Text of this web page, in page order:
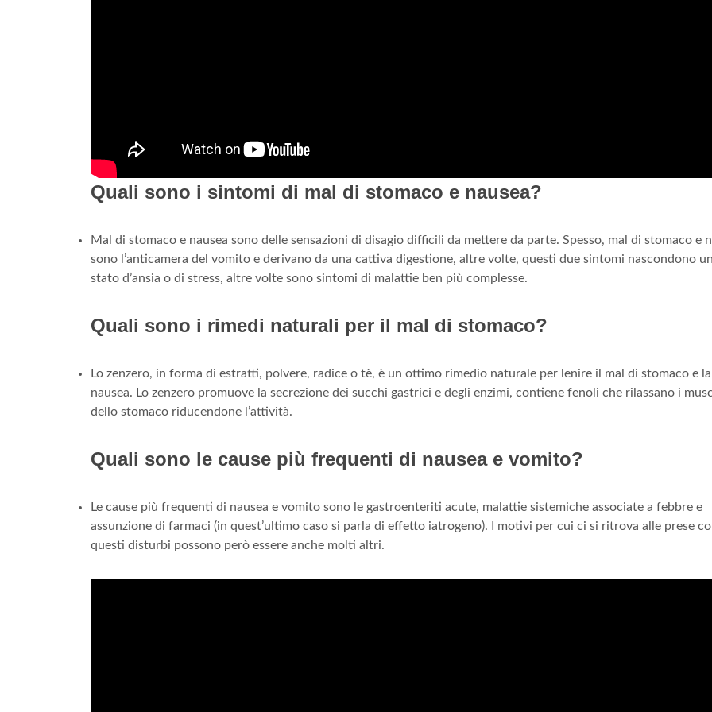
Quali sono i sintomi di mal di stomaco e nausea?
Mal di stomaco e nausea sono delle sensazioni di disagio difficili da mettere da parte. Spesso, mal di stomaco e
sono l’anticamera del vomito e derivano da una cattiva digestione, altre volte, questi due sintomi nascondono
stato d’ansia o di stress, altre volte sono sintomi di malattie ben più complesse.
Quali sono i rimedi naturali per il mal di stomaco?
Lo zenzero, in forma di estratti, polvere, radice o tè, è un ottimo rimedio naturale per lenire il mal di stomaco e la
nausea. Lo zenzero promuove la secrezione dei succhi gastrici e degli enzimi, contiene fenoli che rilassano i
dello stomaco riducendone l’attività.
Quali sono le cause più frequenti di nausea e vomito?
Le cause più frequenti di nausea e vomito sono le gastroenteriti acute, malattie sistemiche associate a febbre e
assunzione di farmaci (in quest’ultimo caso si parla di effetto iatrogeno). I motivi per cui ci si ritrova alle prese
questi disturbi possono però essere anche molti altri.